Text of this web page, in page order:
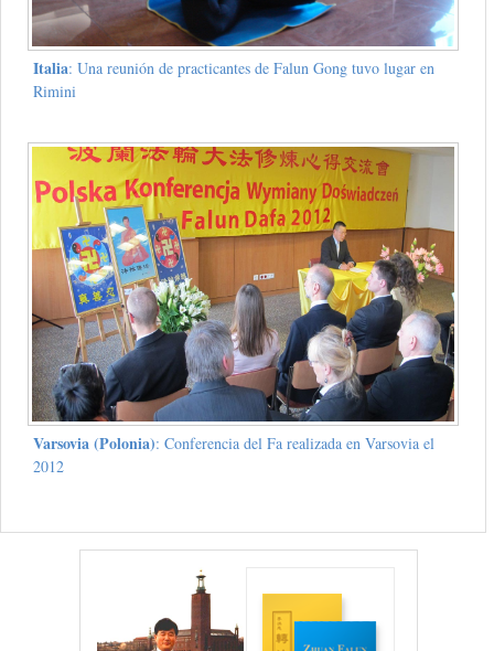
Italia: Una reunión de practicantes de Falun Gong tuvo lugar en
Rimini
Varsovia (Polonia): Conferencia del Fa realizada en Varsovia el
2012